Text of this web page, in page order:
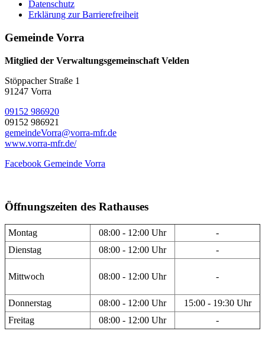
Datenschutz
Erklärung zur Barrierefreiheit
Gemeinde Vorra
Mitglied der Verwaltungsgemeinschaft Velden
Stöppacher Straße 1
91247 Vorra
09152 986920
09152 986921
gemeindeVorra@vorra-mfr.de
www.vorra-mfr.de/
Facebook Gemeinde Vorra
Öffnungszeiten des Rathauses
Montag 08:00 - 12:00 Uhr
-
Dienstag
08:00 - 12:00 Uhr -
Mittwoch 08:00 - 12:00 Uhr -
Donnerstag 08:00 - 12:00 Uhr
15:00 - 19:30 Uhr
Freitag
08:00 - 12:00 Uhr -